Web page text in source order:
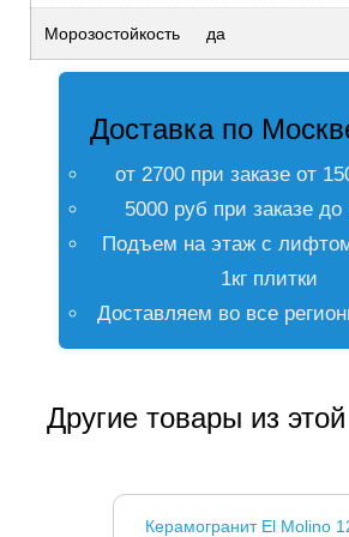
Морозостойкость да
Доставка по
от 2700 при заказе от
5000 руб при заказе до
Подъем на этаж с
1кг плитки
Доставляем во все
Другие товары из
Керамогранит El Molino